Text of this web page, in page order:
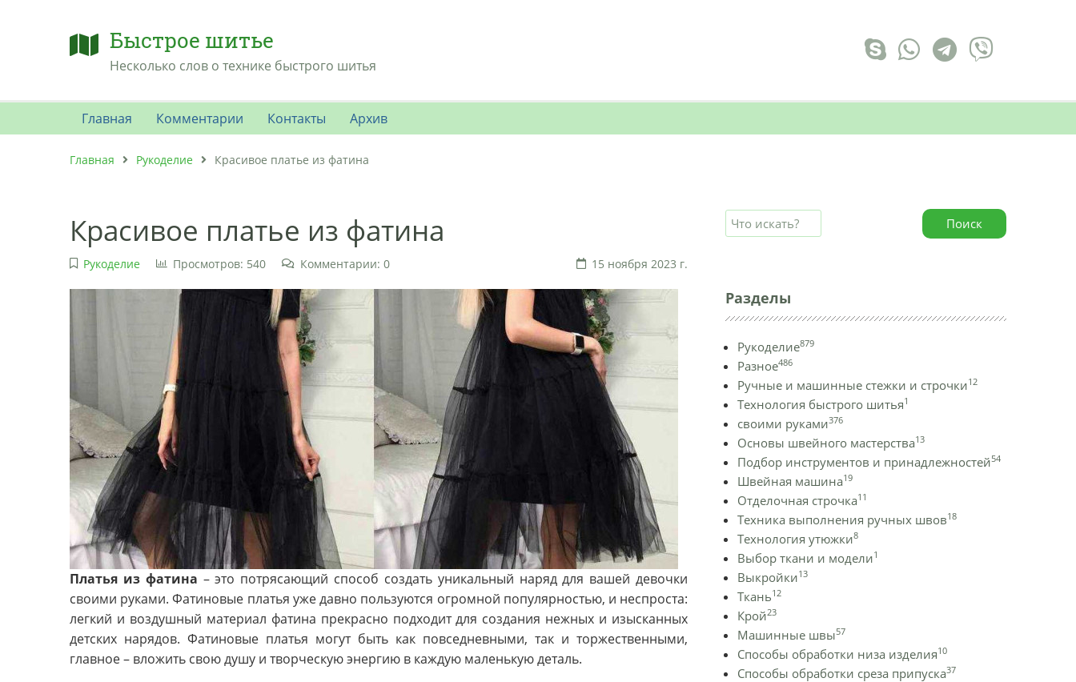
Быстрое шитье
Несколько слов о технике быстрого шитья
Главная Комментарии Контакты Архив
Главная Рукоделие Красивое платье из фатина
Красивое платье из фатина
Рукоделие Просмотров: 540 Комментарии: 0 15 ноября 2023 г.
Платья из фатина – это потрясающий способ создать уникальный наряд для вашей девочки
своими руками. Фатиновые платья уже давно пользуются огромной популярностью, и неспроста:
легкий и воздушный материал фатина прекрасно подходит для создания нежных и изысканных
детских нарядов. Фатиновые платья могут быть как повседневными, так и торжественными,
главное – вложить свою душу и творческую энергию в каждую маленькую деталь.
Поиск
Разделы
Рукоделие879
Разное486
Ручные и машинные стежки и строчки12
Технология быстрого шитья1
своими руками376
Основы швейного мастерства13
Подбор инструментов и принадлежностей54
Швейная машина19
Отделочная строчка11
Техника выполнения ручных швов18
Технология утюжки8
Выбор ткани и модели1
Выкройки13
Ткань12
Крой23
Машинные швы57
Способы обработки низа изделия10
Способы обработки среза припуска37